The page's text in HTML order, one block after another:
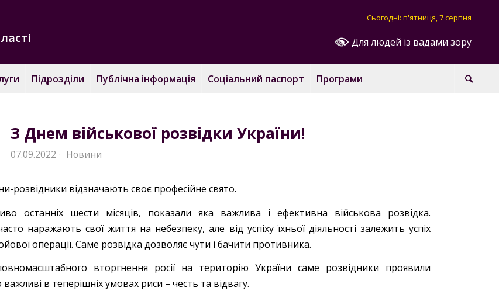
Для людей із вадами зору
Сьогодні: п'ятниця, 7 серпня
Підрозділи Публічна інформація Соціальний паспорт Програми
З Днем військової розвідки України!
07.09.2022 · Новини
розвідники відзначають своє професійне свято.
останніх шести місяців, показали яка важлива і ефективна військова розвідка.
наражають свої життя на небезпеку, але від успіху їхньої діяльності залежить успіх
операції. Саме розвідка дозволяє чути і бачити противника.
вторгнення росії на територію України саме розвідники проявили
в теперішніх умовах риси – честь та відвагу.